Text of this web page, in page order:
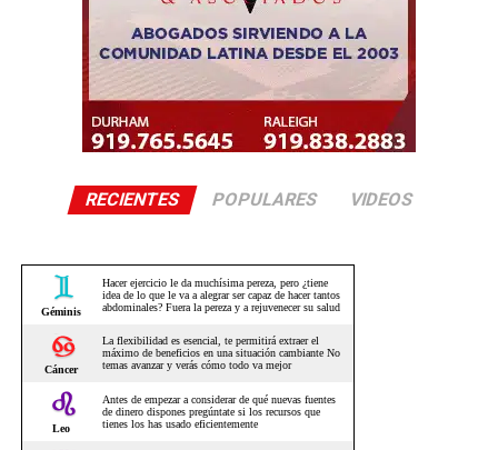
RECIENTES POPULARES VIDEOS